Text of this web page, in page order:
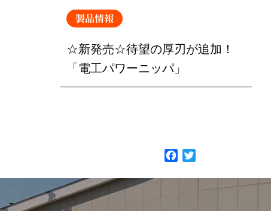
製品情報
☆新発売☆待望の厚刃が追加！
「電工パワーニッパ」
c
i